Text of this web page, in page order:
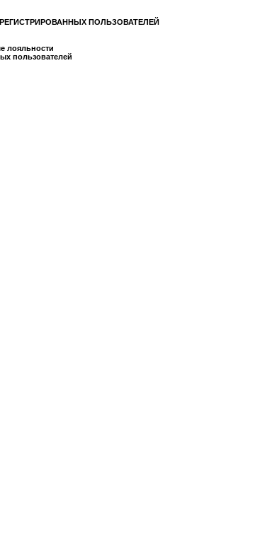
ПОЛЬЗОВАТЕЛЕЙ
лояльности
пользователей